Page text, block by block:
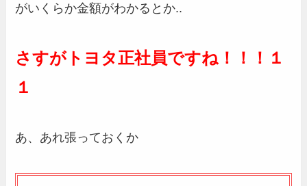
がいくらか金額がわかるとか..
さすがトヨタ正社員ですね！！！１
１
あ、あれ張っておくか